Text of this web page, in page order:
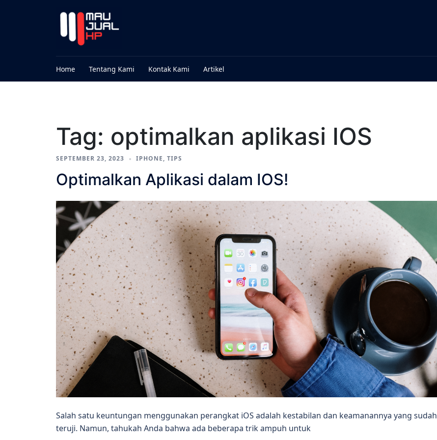
Home Tentang Kami Kontak Kami Artikel
Tag: optimalkan aplikasi IOS
SEPTEMBER 23, 2023 IPHONE, TIPS
Optimalkan Aplikasi dalam IOS!
Salah satu keuntungan menggunakan perangkat iOS adalah kestabilan dan keamanannya yang sudah
teruji. Namun, tahukah Anda bahwa ada beberapa trik ampuh untuk